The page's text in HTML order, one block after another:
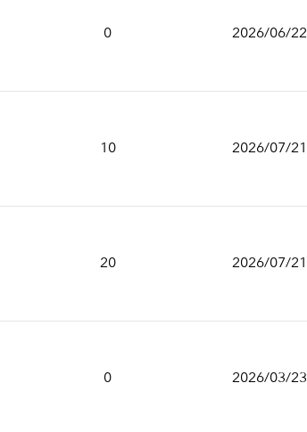
0 2026/06/22
10 2026/07/21
20 2026/07/21
0 2026/03/23